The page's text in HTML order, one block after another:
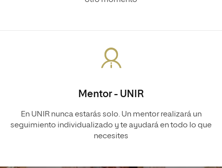
Mentor - UNIR
En UNIR nunca estarás solo. Un mentor realizará un
seguimiento individualizado y te ayudará en todo lo que
necesites